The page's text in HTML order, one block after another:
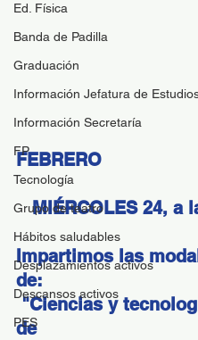
Ed. Física
Banda de Padilla
Graduación
Información Jefatura de
Información Secretaría
FP
Tecnología
Grupo de teatro
Hábitos saludables
Desplazamientos activos
Descansos activos
PES
FEBRERO
MIÉRCOLES 24, a
Impartimos las
de:
"Ciencias y tecnología"  y
de